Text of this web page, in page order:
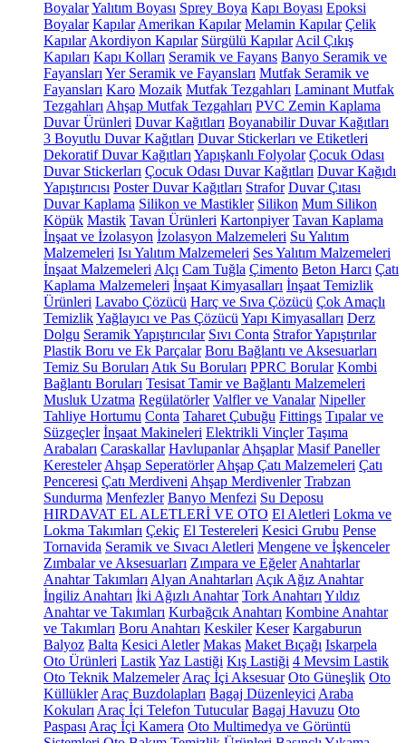
BoyalarYalıtım Boyası Sprey Boya Kapı Boyası Epoksi
Boyalar Kapılar Amerikan Kapılar Melamin Kapılar Çelik
Kapılar Akordiyon Kapılar Sürgülü Kapılar Acil Çıkış
Kapıları Kapı Kolları Seramik ve Fayans Banyo Seramik ve
Fayansları Yer Seramik ve Fayansları Mutfak Seramik ve
Fayansları Karo Mozaik Mutfak Tezgahları Laminant Mutfak
Tezgahları Ahşap Mutfak Tezgahları PVC Zemin Kaplama
Duvar Ürünleri Duvar Kağıtları Boyanabilir Duvar Kağıtları
3 Boyutlu Duvar Kağıtları Duvar Stickerları ve Etiketleri
Dekoratif Duvar Kağıtları Yapışkanlı Folyolar Çocuk Odası
Duvar Stickerları Çocuk Odası Duvar Kağıtları Duvar Kağıdı
Yapıştırıcısı Poster Duvar Kağıtları Strafor Duvar Çıtası
Duvar Kaplama Silikon ve Mastikler Silikon Mum Silikon
Köpük Mastik Tavan Ürünleri Kartonpiyer Tavan Kaplama
İnşaat ve İzolasyon İzolasyon Malzemeleri Su Yalıtım
Malzemeleri Isı Yalıtım Malzemeleri Ses Yalıtım Malzemeleri
İnşaat Malzemeleri Alçı Cam Tuğla Çimento Beton Harcı Çatı
Kaplama Malzemeleri İnşaat Kimyasalları İnşaat Temizlik
Ürünleri Lavabo Çözücü Harç ve Sıva Çözücü Çok Amaçlı
TemizlikYağlayıcı ve Pas Çözücü Yapı Kimyasalları Derz
Dolgu Seramik Yapıştırıcılar Sıvı Conta Strafor Yapıştırılar
Plastik Boru ve Ek Parçalar Boru Bağlantı ve Aksesuarları
Temiz Su Boruları Atık Su Boruları PPRC Borular Kombi
Bağlantı Boruları Tesisat Tamir ve Bağlantı Malzemeleri
Musluk Uzatma Regülatörler Valfler ve Vanalar Nipeller
Tahliye Hortumu Conta Taharet Çubuğu Fittings Tıpalar ve
Süzgeçler İnşaat Makineleri Elektrikli Vinçler Taşıma
Arabaları Caraskallar Havlupanlar Ahşaplar Masif Paneller
Keresteler Ahşap Seperatörler Ahşap Çatı Malzemeleri Çatı
Penceresi Çatı Merdiveni Ahşap Merdivenler Trabzan
Sundurma Menfezler Banyo Menfezi Su Deposu
HIRDAVAT EL ALETLERİ VE OTO El Aletleri Lokma ve
Lokma Takımları Çekiç El Testereleri Kesici Grubu Pense
Tornavida Seramik ve Sıvacı Aletleri Mengene ve İşkenceler
Zımbalar ve Aksesuarları Zımpara ve Eğeler Anahtarlar
Anahtar Takımları Alyan Anahtarları Açık Ağız Anahtar
İngiliz Anahtarı İki Ağızlı Anahtar Tork Anahtarı Yıldız
Anahtar ve Takımları Kurbağcık Anahtarı Kombine Anahtar
ve Takımları Boru Anahtarı Keskiler Keser Kargaburun
Balyoz Balta Kesici Aletler Makas Maket Bıçağı Iskarpela
Oto Ürünleri LastikYaz Lastiği Kış Lastiği 4 Mevsim Lastik
Oto Teknik Malzemeler Araç İçi Aksesuar Oto Güneşlik Oto
Küllükler Araç Buzdolapları Bagaj Düzenleyici Araba
Kokuları Araç İçi Telefon Tutucular Bagaj Havuzu Oto
Paspası Araç İçi Kamera Oto Multimedya ve Görüntü